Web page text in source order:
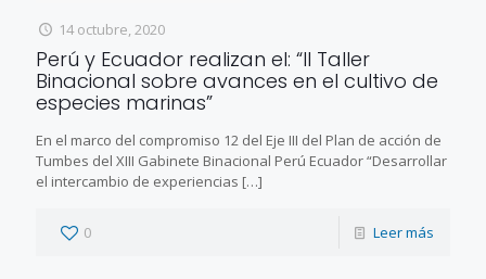
14 octubre, 2020
Perú y Ecuador realizan el: “II Taller
Binacional sobre avances en el cultivo de
especies marinas”
En el marco del compromiso 12 del Eje III del Plan de acción de
Tumbes del XIII Gabinete Binacional Perú Ecuador “Desarrollar
el intercambio de experiencias […]
0 Leer más